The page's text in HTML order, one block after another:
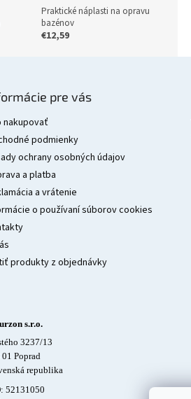
Praktické náplasti na opravu
bazénov
€12,59
pre vás
nakupovať
podmienky
ochrany osobných údajov
a platba
a vrátenie
o používaní súborov cookies
produkty z objednávky
s.r.o.
3237/13
Poprad
republika
52131050